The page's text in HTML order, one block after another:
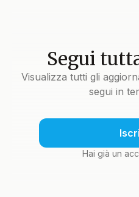
Segui
Visualizza tutti gli
segui in
Hai già un